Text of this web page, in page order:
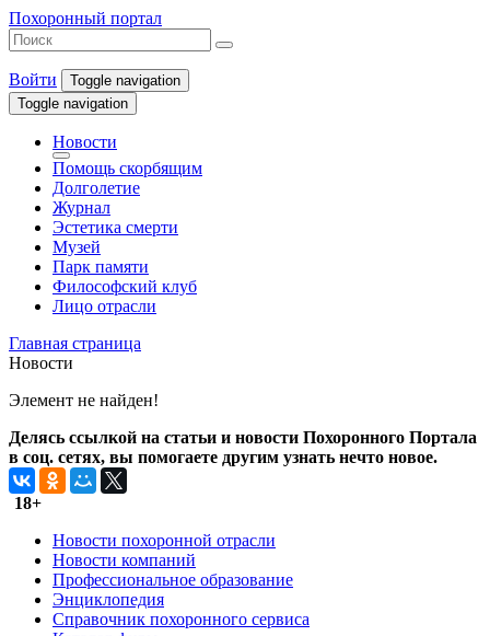
Похоронный портал
Войти
Toggle navigation
Toggle navigation
Новости
Помощь скорбящим
Долголетие
Журнал
Эстетика смерти
Музей
Парк памяти
Философский клуб
Лицо отрасли
Главная страница
Новости
Элемент не найден!
Делясь ссылкой на статьи и новости Похоронного Портала
в соц. сетях, вы помогаете другим узнать нечто новое.
18+
Новости похоронной отрасли
Новости компаний
Профессиональное образование
Энциклопедия
Справочник похоронного сервиса